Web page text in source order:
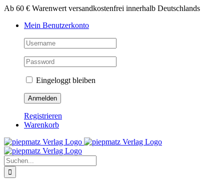
Zum
springen
Ab 60 € Warenwert versandkostenfrei innerhalb Deutschlands
Mein Benutzerkonto
Eingeloggt bleiben
Registrieren
Warenkorb
Suche
nach: